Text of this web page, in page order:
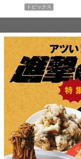
トピックス